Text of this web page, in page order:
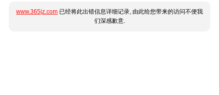
www.365jz.com 已经将此出错信息详细记录, 由此给您带来的访问不便我
们深感歉意.